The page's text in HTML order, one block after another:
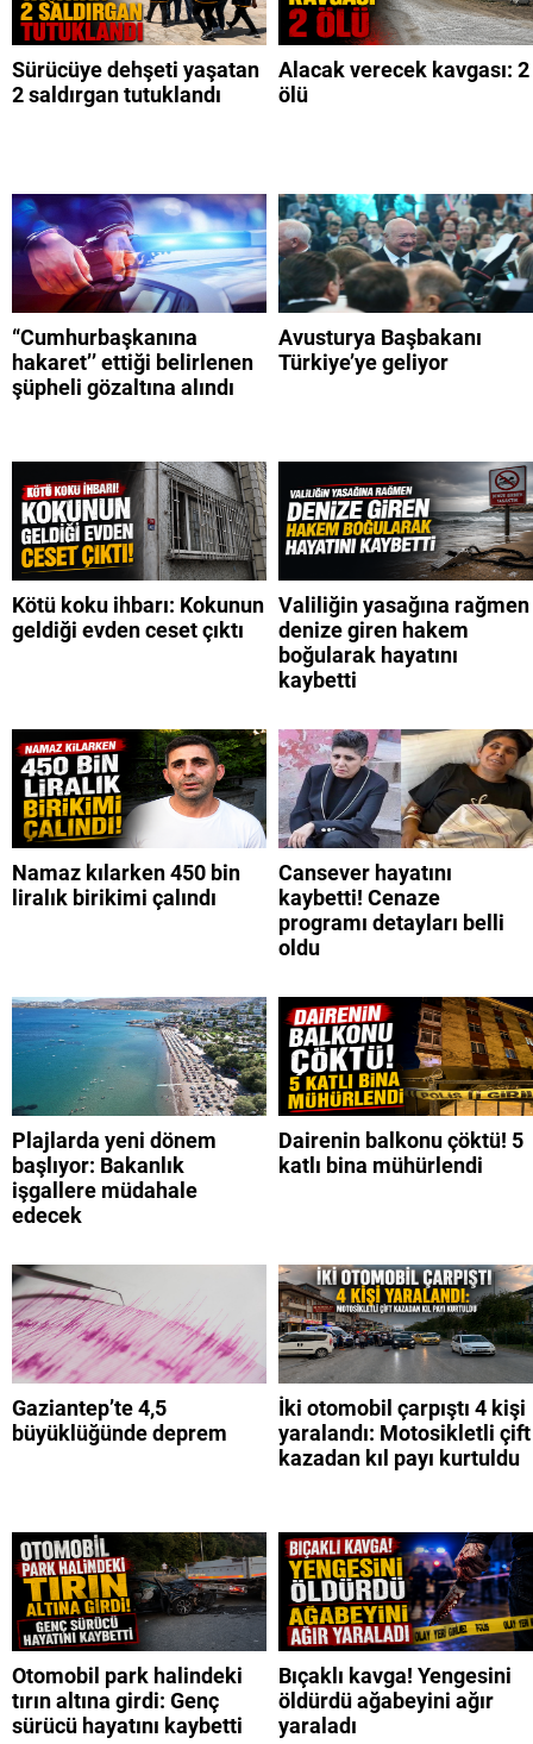
Sürücüye dehşeti yaşatan
2 saldırgan tutuklandı
Alacak verecek kavgası: 2
ölü
“Cumhurbaşkanına
hakaret’’ ettiği belirlenen
şüpheli gözaltına alındı
Avusturya Başbakanı
Türkiye’ye geliyor
Kötü koku ihbarı: Kokunun
geldiği evden ceset çıktı
Valiliğin yasağına rağmen
denize giren hakem
boğularak hayatını
kaybetti
Namaz kılarken 450 bin
liralık birikimi çalındı
Cansever hayatını
kaybetti! Cenaze
programı detayları belli
oldu
Plajlarda yeni dönem
başlıyor: Bakanlık
işgallere müdahale
edecek
Dairenin balkonu çöktü! 5
katlı bina mühürlendi
Gaziantep’te 4,5
büyüklüğünde deprem
İki otomobil çarpıştı 4 kişi
yaralandı: Motosikletli çift
kazadan kıl payı kurtuldu
Otomobil park halindeki
tırın altına girdi: Genç
sürücü hayatını kaybetti
Bıçaklı kavga! Yengesini
öldürdü ağabeyini ağır
yaraladı